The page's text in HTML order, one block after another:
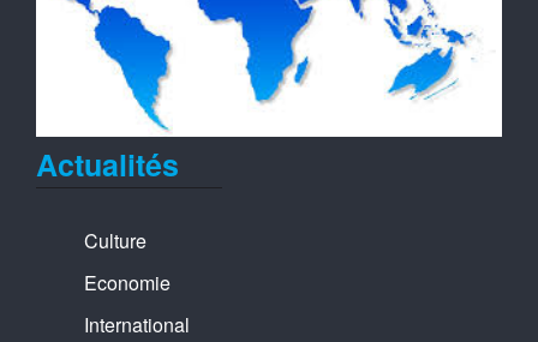
Actualités
Culture
Economie
International